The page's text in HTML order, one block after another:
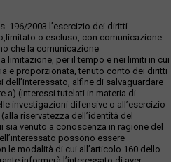
196/2003 l’esercizio dei diritti
o escluso, con comunicazione
che la comunicazione
limitazione, per il tempo e nei limiti in cui
e proporzionata, tenuto conto dei diritti
alfine di salvaguardare
a) (interessi tutelati in materia di
investigazioni difensive o all’esercizio
riservatezza dell’identità del
venuto a conoscenza in ragione del
possono essere
le modalità di cui all’articolo 160 dello